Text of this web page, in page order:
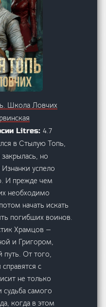
Школа Ловчих
Litres:4.7
в Стылую Топь,
но
успело
И прежде чем
необходимо
начать искать
погибших воинов.
Храмцов —
и Григором,
путь. От того,
с
не только
самого
когда в этом